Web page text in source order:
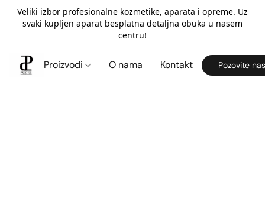
Veliki izbor profesionalne kozmetike, aparata i opreme. Uz
svaki kupljen aparat besplatna detaljna obuka u nasem
centru!
Proizvodi O nama Kontakt Pozovite